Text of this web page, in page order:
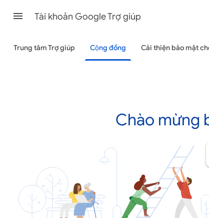
Tài khoản Google Trợ giúp
Trung tâm Trợ giúp Cộng đồng Cải thiện bảo mật
Chào mừng